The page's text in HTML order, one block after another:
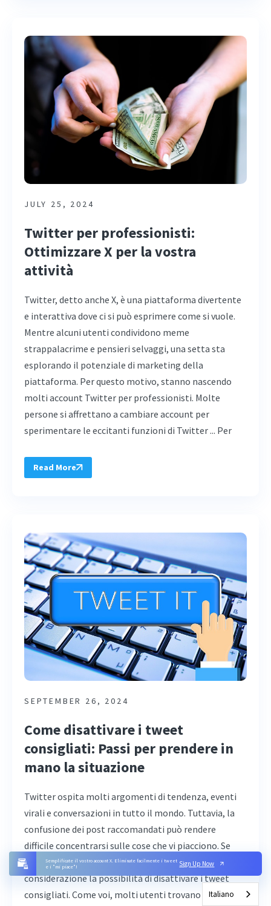
Semplificate il vostro account X. Eliminate facilmente i tweet
e i "mi piace"!
Sign Up Now
JULY 25, 2024
Twitter per professionisti:
Ottimizzare X per la vostra
attività
Twitter, detto anche X, è una piattaforma divertente
e interattiva dove ci si può esprimere come si vuole.
Mentre alcuni utenti condividono meme
strappalacrime e pensieri selvaggi, una setta sta
esplorando il potenziale di marketing della
piattaforma. Per questo motivo, stanno nascendo
molti account Twitter per professionisti. Molte
persone si affrettano a cambiare account per
sperimentare le eccitanti funzioni di Twitter ... Per
Read More
SEPTEMBER 26, 2024
Come disattivare i tweet
consigliati: Passi per prendere in
mano la situazione
Twitter ospita molti argomenti di tendenza, eventi
virali e conversazioni in tutto il mondo. Tuttavia, la
confusione dei post raccomandati può rendere
difficile concentrarsi sulle cose che vi piacciono. Se
non vi piacciono i tweet che vedete, prendete in
considerazione la possibilità di disattivare i tweet
consigliati. Come voi, molti utenti trovano frustranti
Italiano